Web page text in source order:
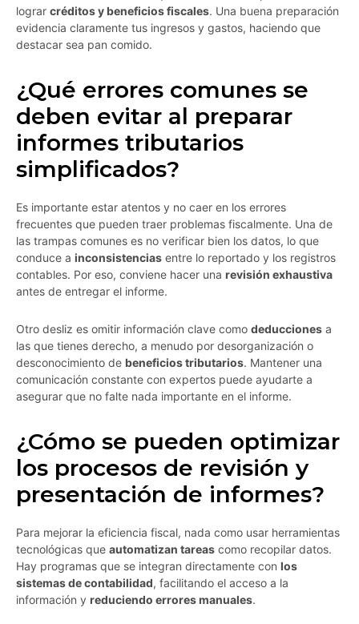
lograr créditos y beneficios fiscales. Una buena preparación
evidencia claramente tus ingresos y gastos, haciendo que
destacar sea pan comido.
¿Qué errores comunes se
deben evitar al preparar
informes tributarios
simplificados?
Es importante estar atentos y no caer en los errores
frecuentes que pueden traer problemas fiscalmente. Una de
las trampas comunes es no verificar bien los datos, lo que
conduce a inconsistencias entre lo reportado y los registros
contables. Por eso, conviene hacer una revisión exhaustiva
antes de entregar el informe.
Otro desliz es omitir información clave como deducciones a
las que tienes derecho, a menudo por desorganización o
desconocimiento de beneficios tributarios. Mantener una
comunicación constante con expertos puede ayudarte a
asegurar que no falte nada importante en el informe.
¿Cómo se pueden optimizar
los procesos de revisión y
presentación de informes?
Para mejorar la eficiencia fiscal, nada como usar herramientas
tecnológicas que automatizan tareas como recopilar datos.
Hay programas que se integran directamente con los
sistemas de contabilidad, facilitando el acceso a la
información y reduciendo errores manuales.